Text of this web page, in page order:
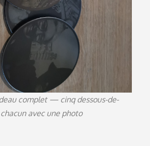
complet — cinq dessous-de-
avec une photo